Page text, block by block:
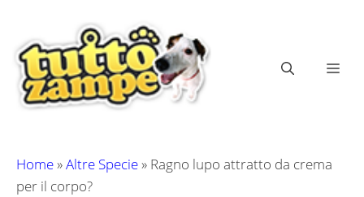
contenuto
Home»Altre Specie» Ragno lupo attratto da crema
per il corpo?